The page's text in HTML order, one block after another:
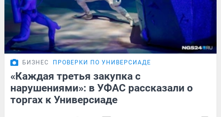
БИЗНЕС ПРОВЕРКИ ПО УНИВЕРСИАДЕ
«Каждая третья закупка с
нарушениями»: в УФАС рассказали о
торгах к Универсиаде